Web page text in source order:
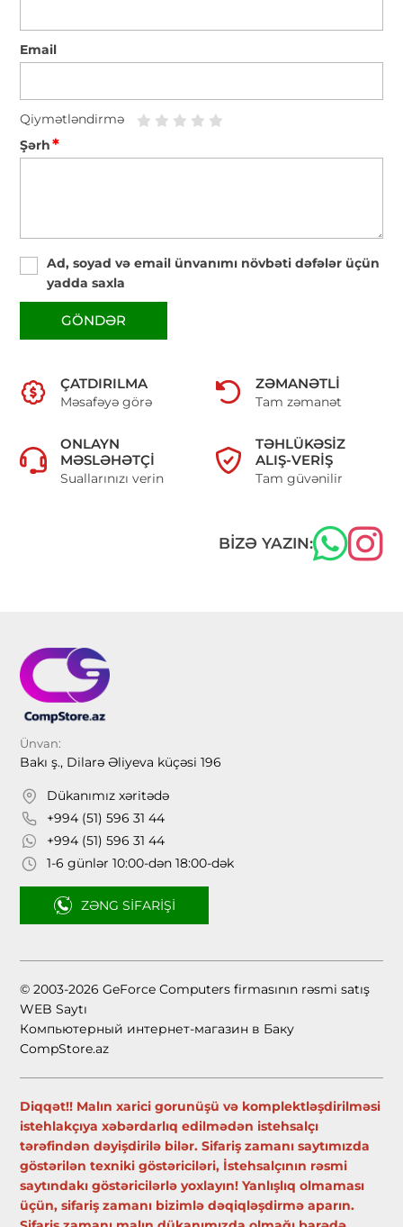
Email
Qiymətləndirmə
Şərh*
Ad, soyad və email ünvanımı növbəti dəfələr üçün
yadda saxla
GÖNDƏR
ÇATDIRILMA
Məsafəyə görə
ZƏMANƏTLI
Tam zəmanət
ONLAYN
MƏSLƏHƏTÇI
Suallarınızı verin
TƏHLÜKƏSIZ
ALIŞ-VERIŞ
Tam güvənilir
BIZƏ YAZIN:
Ünvan:
Bakı ş., Dilarə Əliyeva küçəsi 196
Dükanımız xəritədə
+994 (51) 596 31 44
+994 (51) 596 31 44
1-6 günlər 10:00-dən 18:00-dək
ZƏNG SIFARIŞI
© 2003-2026 GeForce Computers firmasının rəsmi satış
WEB Saytı
Компьютерный интернет-магазин в Баку
CompStore.az
Diqqət!! Malın xarici gorunüşü və komplektləşdirilməsi
istehlakçıya xəbərdarlıq edilmədən istehsalçı
tərəfindən dəyişdirilə bilər. Sifariş zamanı saytımızda
göstərilən texniki göstəriciləri, İstehsalçının rəsmi
saytındakı göstəricilərlə yoxlayın! Yanlışlıq olmaması
üçün, sifariş zamanı bizimlə dəqiqləşdirmə aparın.